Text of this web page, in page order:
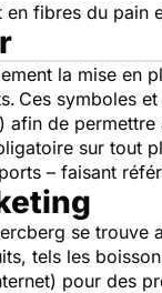
fibres du pain
la mise en
Ces symboles
de
sur tout
– faisant
se
tels les
pour des